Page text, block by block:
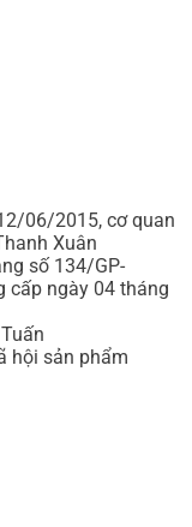
06/2015, cơ quan
Xuân
số 134/GP-
cấp ngày 04 tháng
hội sản phẩm